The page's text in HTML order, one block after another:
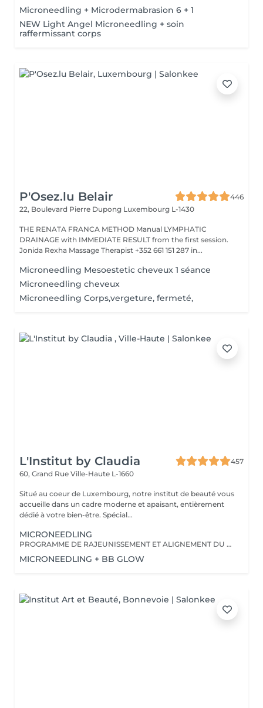
Microneedling + Microdermabrasion 6 + 1
NEW Light Angel Microneedling + soin
raffermissant corps
P'Osez.lu Belair
446
22, Boulevard Pierre Dupong Luxembourg L-1430
THE RENATA FRANCA METHOD Manual LYMPHATIC
DRAINAGE with IMMEDIATE RESULT from the first session.
Jonida Rexha Massage Therapist +352 661 151 287 in...
Microneedling Mesoestetic cheveux 1 séance
Microneedling cheveux
Microneedling Corps,vergeture, fermeté,
L'Institut by Claudia
457
60, Grand Rue Ville-Haute L-1660
Situé au coeur de Luxembourg, notre institut de beauté vous
accueille dans un cadre moderne et apaisant, entièrement
dédié à votre bien-être. Spécial...
MICRONEEDLING
PROGRAMME DE RAJEUNISSEMENT ET ALIGNEMENT DU TEINT DE LA PEAU
MICRONEEDLING + BB GLOW